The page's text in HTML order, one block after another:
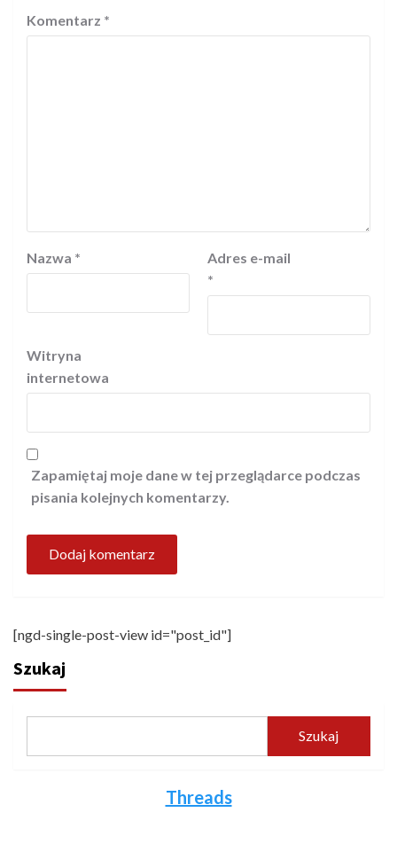
Komentarz *
Nazwa *
Adres e-mail
*
Witryna
internetowa
Zapamiętaj moje dane w tej przeglądarce podczas
pisania kolejnych komentarzy.
[ngd-single-post-view id="post_id"]
Szukaj
Szukaj
Threads